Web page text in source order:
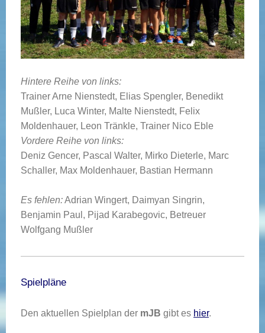
Hintere Reihe von links:
Trainer Arne Nienstedt, Elias Spengler, Benedikt
Mußler, Luca Winter, Malte Nienstedt, Felix
Moldenhauer, Leon Tränkle, Trainer Nico Eble
Vordere Reihe von links:
Deniz Gencer, Pascal Walter, Mirko Dieterle, Marc
Schaller, Max Moldenhauer, Bastian Hermann
Es fehlen:Adrian Wingert, Daimyan Singrin,
Benjamin Paul, Pijad Karabegovic, Betreuer
Wolfgang Mußler
Spielpläne
Den aktuellen Spielplan der mJB gibt es hier.